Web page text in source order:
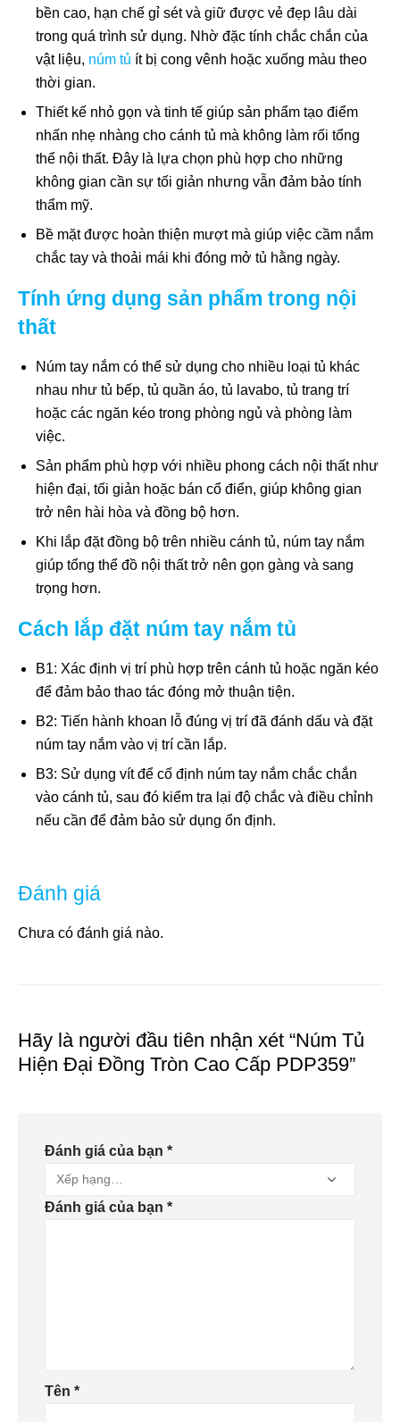
bền cao, hạn chế gỉ sét và giữ được vẻ đẹp lâu dài
trong quá trình sử dụng. Nhờ đặc tính chắc chắn của
vật liệu, núm tủ ít bị cong vênh hoặc xuống màu theo
thời gian.
Thiết kế nhỏ gọn và tinh tế giúp sản phẩm tạo điểm
nhấn nhẹ nhàng cho cánh tủ mà không làm rối tổng
thể nội thất. Đây là lựa chọn phù hợp cho những
không gian cần sự tối giản nhưng vẫn đảm bảo tính
thẩm mỹ.
Bề mặt được hoàn thiện mượt mà giúp việc cầm nắm
chắc tay và thoải mái khi đóng mở tủ hằng ngày.
Tính ứng dụng sản phẩm trong nội
thất
Núm tay nắm có thể sử dụng cho nhiều loại tủ khác
nhau như tủ bếp, tủ quần áo, tủ lavabo, tủ trang trí
hoặc các ngăn kéo trong phòng ngủ và phòng làm
việc.
Sản phẩm phù hợp với nhiều phong cách nội thất như
hiện đại, tối giản hoặc bán cổ điển, giúp không gian
trở nên hài hòa và đồng bộ hơn.
Khi lắp đặt đồng bộ trên nhiều cánh tủ, núm tay nắm
giúp tổng thể đồ nội thất trở nên gọn gàng và sang
trọng hơn.
Cách lắp đặt núm tay nắm tủ
B1: Xác định vị trí phù hợp trên cánh tủ hoặc ngăn kéo
để đảm bảo thao tác đóng mở thuận tiện.
B2: Tiến hành khoan lỗ đúng vị trí đã đánh dấu và đặt
núm tay nắm vào vị trí cần lắp.
B3: Sử dụng vít để cố định núm tay nắm chắc chắn
vào cánh tủ, sau đó kiểm tra lại độ chắc và điều chỉnh
nếu cần để đảm bảo sử dụng ổn định.
Đánh giá
Chưa có đánh giá nào.
Hãy là người đầu tiên nhận xét “Núm Tủ
Hiện Đại Đồng Tròn Cao Cấp PDP359”
Đánh giá của bạn *
Đánh giá của bạn *
Tên *